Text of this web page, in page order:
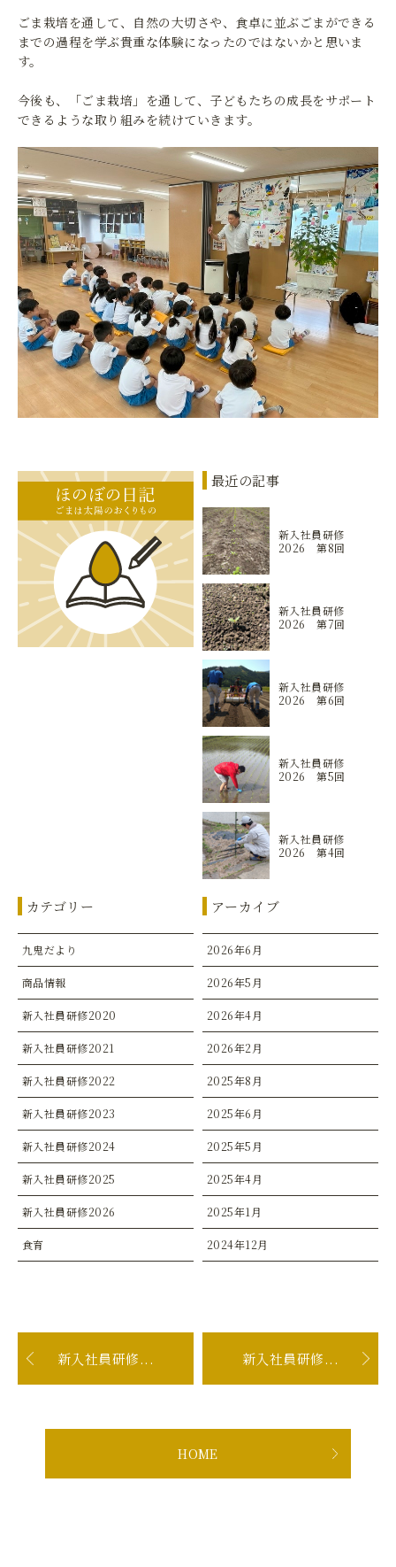
ごま栽培を通して、自然の大切さや、食卓に並ぶごまができる
までの過程を学ぶ貴重な体験になったのではないかと思いま
す。
今後も、「ごま栽培」を通して、子どもたちの成長をサポート
できるような取り組みを続けていきます。
最近の記事
新入社員研修
2026 第8回
新入社員研修
2026 第7回
新入社員研修
2026 第6回
新入社員研修
2026 第5回
新入社員研修
2026 第4回
カテゴリー
九鬼だより
商品情報
新入社員研修2020
新入社員研修2021
新入社員研修2022
新入社員研修2023
新入社員研修2024
新入社員研修2025
新入社員研修2026
食育
アーカイブ
2026年6月
2026年5月
2026年4月
2026年2月
2025年8月
2025年6月
2025年5月
2025年4月
2025年1月
2024年12月
新入社員研修... 新入社員研修...
HOME